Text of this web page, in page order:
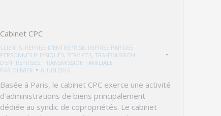
Cabinet CPC
CLIENTS, REPRISE D'ENTREPRISE, REPRISE PAR DES
PERSONNES PHYSIQUES, SERVICES, TRANSMISSION
D'ENTREPRISES, TRANSMISSION FAMILIALE
PAR OLIVIER 6 JUIN 2016
Basée à Paris, le cabinet CPC exerce une activité
d’administrations de biens principalement
dédiée au syndic de copropriétés. Le cabinet